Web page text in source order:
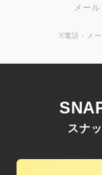
メー
※電話・メー
スナ